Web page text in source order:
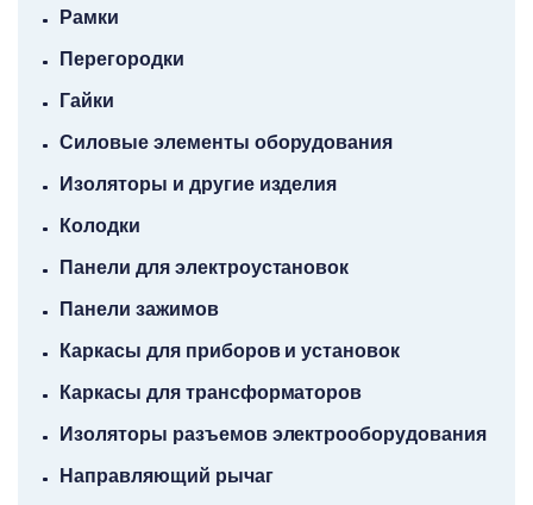
Рамки
Перегородки
Гайки
Силовые элементы оборудования
Изоляторы и другие изделия
Колодки
Панели для электроустановок
Панели зажимов
Каркасы для приборов и установок
Каркасы для трансформаторов
Изоляторы разъемов электрооборудования
Направляющий рычаг